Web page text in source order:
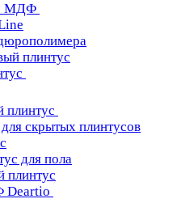
МДФ
плинтус
плинтус
скрытых плинтусов
для пола
Deartio